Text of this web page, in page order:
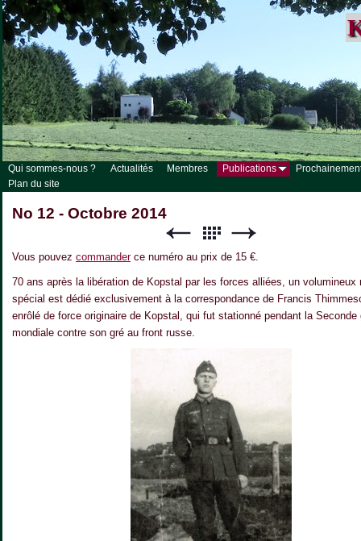
Qui sommes-nous ? Actualités Membres Publications
Plan du site
No 12 - Octobre 2014
Vous pouvez commanderce numéro au prix de 15 €.
70 ans après la libération de Kopstal par les forces alliées, un volumineux
spécial est dédié exclusivement à la correspondance de Francis
enrôlé de force originaire de Kopstal, qui fut stationné pendant la Seconde
mondiale contre son gré au front russe.